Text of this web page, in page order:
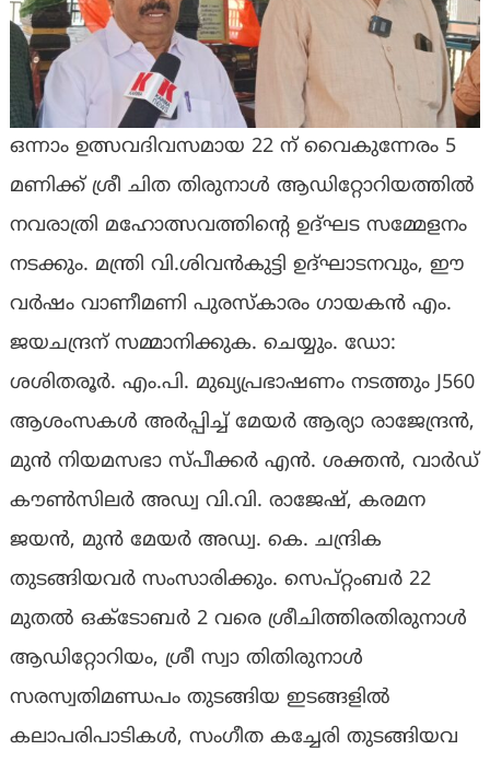
ഒന്നാം ഉത്സവദിവസമായ 22 ന് വൈകുന്നേരം 5
മണിക്ക് ശ്രീ ചിത തിരുനാൾ ആഡിറ്റോറിയത്തിൽ
നവരാത്രി മഹോത്സവത്തിൻ്റെ ഉദ്ഘട സമ്മേളനം
നടക്കും. മന്ത്രി വി.ശിവൻകുട്ടി ഉദ്ഘാടനവും, ഈ
വർഷം വാണീമണി പുരസ്‌കാരം ഗായകൻ എം.
ജയചന്ദ്രന് സമ്മാനിക്കുക. ചെയ്യും. ഡോ:
ശശിതരൂർ. എം.പി. മുഖ്യപ്രഭാഷണം നടത്തും J560
ആശംസകൾ അർപ്പിച്ച് മേയർ ആര്യാ രാജേന്ദ്രൻ,
മുൻ നിയമസഭാ സ്‌പീക്കർ എൻ. ശക്തൻ, വാർഡ്
കൗൺസിലർ അഡ്വ വി.വി. രാജേഷ്, കരമന
ജയൻ, മുൻ മേയർ അഡ്വ. കെ. ചന്ദ്രിക
തുടങ്ങിയവർ സംസാരിക്കും. സെപ്റ്റംബർ 22
മുതൽ ഒക്ടോബർ 2 വരെ ശ്രീചിത്തിരതിരുനാൾ
ആഡിറ്റോറിയം, ശ്രീ സ്വാ തിതിരുനാൾ
സരസ്വതിമണ്ഡപം തുടങ്ങിയ ഇടങ്ങളിൽ
കലാപരിപാടികൾ, സംഗീത കച്ചേരി തുടങ്ങിയവ